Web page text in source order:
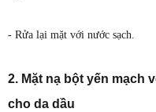
- Rửa lại mặt với nước sạch.
2. Mặt nạ bột yến mạch
cho da dầu